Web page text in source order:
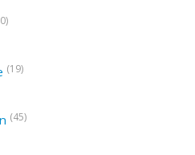
(19)
(45)